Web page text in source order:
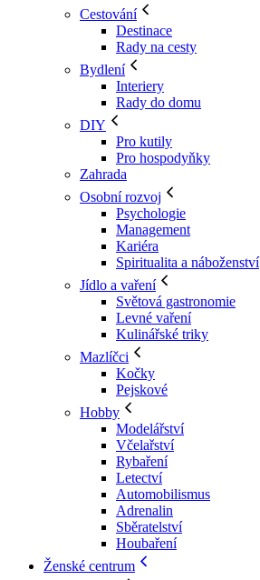
Cestování
Destinace
Rady na cesty
Bydlení
Interiery
Rady do domu
DIY
Pro kutily
Pro hospodyňky
Zahrada
Osobní rozvoj
Psychologie
Management
Kariéra
Spiritualita a náboženství
Jídlo a vaření
Světová gastronomie
Levné vaření
Kulinářské triky
Mazlíčci
Kočky
Pejskové
Hobby
Modelářství
Včelařství
Rybaření
Letectví
Automobilismus
Adrenalin
Sběratelství
Houbaření
Ženské centrum